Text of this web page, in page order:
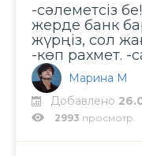
-сәлеметсіз
жерде банк
жүрңіз, сол
-көп рахмет. -
Марина М
Добавлено
2993 просмотр.